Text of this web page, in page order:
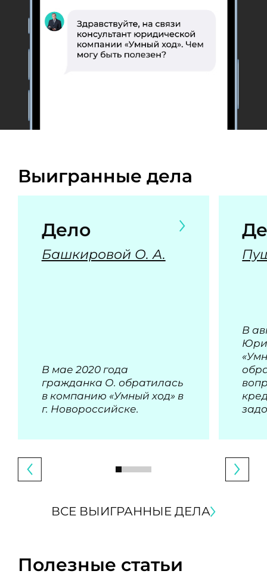
Выигранные дела
Дело
Башкировой О. А.
В мае 2020 года
гражданка О. обратилась
в компанию «Умный ход» в
г. Новороссийске.
В
ВСЕ ВЫИГРАННЫЕ ДЕЛА
Полезные статьи